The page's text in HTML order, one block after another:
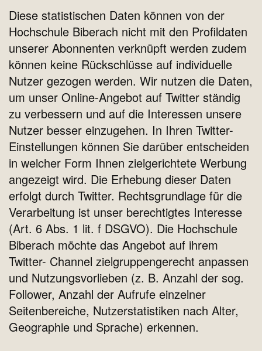
Diese statistischen Daten können von der
Hochschule Biberach nicht mit den Profildaten
unserer Abonnenten verknüpft werden zudem
können keine Rückschlüsse auf individuelle
Nutzer gezogen werden. Wir nutzen die Daten,
um unser Online-Angebot auf Twitter ständig
zu verbessern und auf die Interessen unsere
Nutzer besser einzugehen. In Ihren Twitter-
Einstellungen können Sie darüber entscheiden
in welcher Form Ihnen zielgerichtete Werbung
angezeigt wird. Die Erhebung dieser Daten
erfolgt durch Twitter. Rechtsgrundlage für die
Verarbeitung ist unser berechtigtes Interesse
(Art. 6 Abs. 1 lit. f DSGVO). Die Hochschule
Biberach möchte das Angebot auf ihrem
Twitter- Channel zielgruppengerecht anpassen
und Nutzungsvorlieben (z. B. Anzahl der sog.
Follower, Anzahl der Aufrufe einzelner
Seitenbereiche, Nutzerstatistiken nach Alter,
Geographie und Sprache) erkennen.